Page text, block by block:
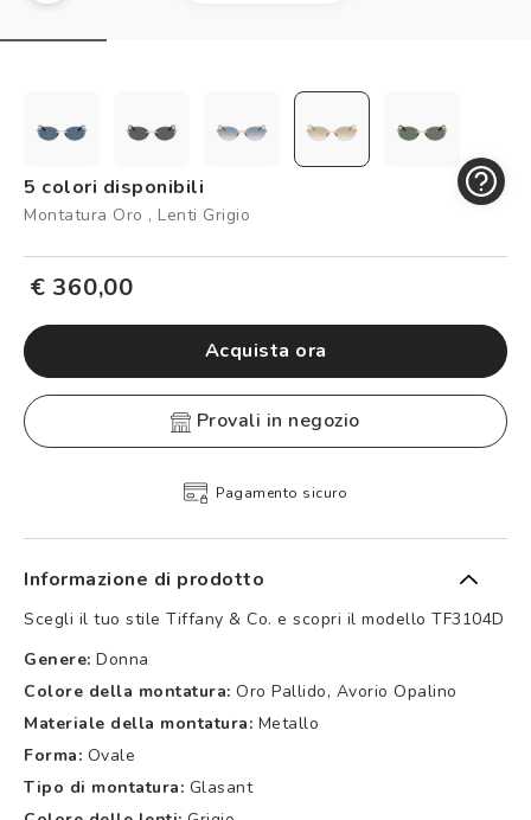
Controllo visivo
Logout
5 colori disponibili
Montatura Oro , Lenti Grigio
€ 360,00
Acquista ora
provali in negozio
Pagamento sicuro
Informazione di prodotto
Scegli il tuo stile Tiffany & Co. e scopri il modello TF3104D
Genere: Donna
Colore della montatura: Oro Pallido, Avorio Opalino
Materiale della montatura: Metallo
Forma: Ovale
Tipo di montatura: Glasant